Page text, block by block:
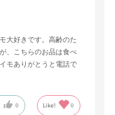
大好きです。高齢のた
、こちらのお品は食べ
モありがとうと電話で
0 Like! 0